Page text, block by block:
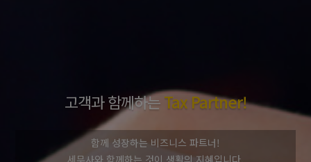
고객과 함께하는Tax Partner!
함께 성장하는 비즈니스 파트너!
세무사와 함께하는 것이 생활의 지혜입니다.